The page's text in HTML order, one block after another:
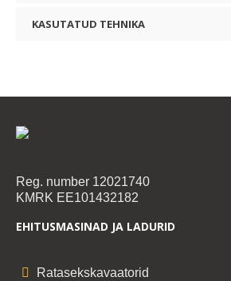
KASUTATUD TEHNIKA
Reg. number 12021740
KMRK EE101432182
EHITUSMASINAD JA LADURID
Ratasekskavaatorid